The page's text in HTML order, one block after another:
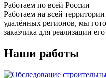
Работаем по всей России
Работаем на всей
удалённых регионов, мы
заказчика для реализации
Наши работы